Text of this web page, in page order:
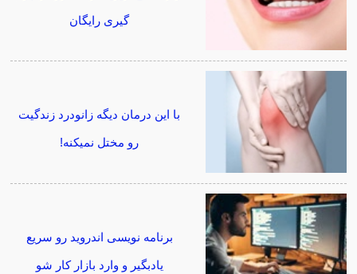
گیری رایگان
با این درمان دیگه زانودرد زندگیت
رو مختل نمیکنه!
برنامه نویسی اندروید رو سریع
یادبگیر و وارد بازار کار شو